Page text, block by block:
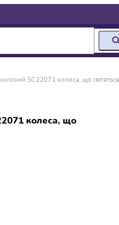
SC22071 колеса, що світяться
колеса, що